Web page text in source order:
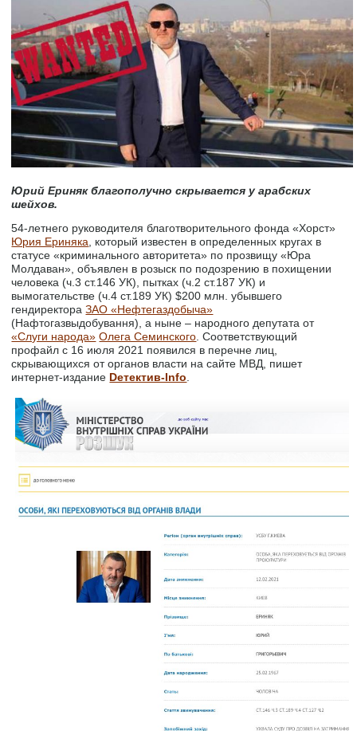
Юрий Ериняк благополучно скрывается у арабских
шейхов.
54-летнего руководителя благотворительного фонда «Хорст»
Юрия Ериняка , который известен в определенных кругах в
статусе «криминального авторитета» по прозвищу «Юра
Молдаван», объявлен в розыск по подозрению в похищении
человека (ч.3 ст.146 УК), пытках (ч.2 ст.187 УК) и
вымогательстве (ч.4 ст.189 УК) $200 млн. убывшего
гендиректораЗАО «Нефтегаздобыча»
(Нафтогазвыдобування), а ныне – народного депутата от
«Слуги народа» Олега Семинского . Соответствующий
профайл с 16 июля 2021 появился в перечне лиц,
скрывающихся от органов власти на сайте МВД, пишет
интернет-издание Dетектив-Info